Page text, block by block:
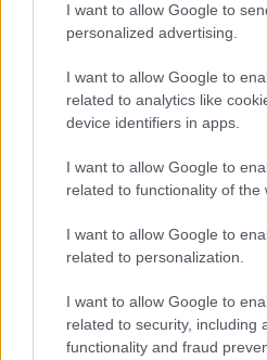
I want to allow Google to
personalized advertising.
I want to allow Google to
related to analytics like
device identifiers in apps.
I want to allow Google to
related to functionality of the
I want to allow Google to
related to personalization.
I want to allow Google to
related to security, including
functionality and fraud
Repülőtér a
A Thule Légibázis
A NORAD-ot bemutató
légterének megfigyeléséért
Mivel a Föld legnagyobb
fennhatósága alatt álló
része, kézenfekvő volt, hogy